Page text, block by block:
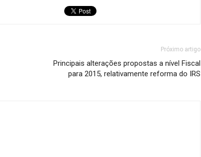
Próximo artigo
Principais alterações propostas a nível Fiscal
para 2015, relativamente reforma do IRS